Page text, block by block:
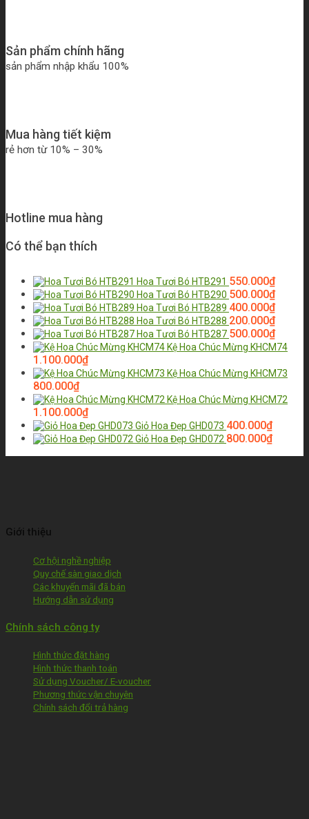
Sản phẩm chính hãng
sản phẩm nhập khẩu 100%
Mua hàng tiết kiệm
rẻ hơn từ 10% – 30%
Hotline mua hàng
Có thể bạn thích
Hoa Tươi Bó HTB291 550.000₫
Hoa Tươi Bó HTB290 500.000₫
Hoa Tươi Bó HTB289 400.000₫
Hoa Tươi Bó HTB288 200.000₫
Hoa Tươi Bó HTB287 500.000₫
Kệ Hoa Chúc Mừng KHCM74
1.100.000₫
Kệ Hoa Chúc Mừng KHCM73
800.000₫
Kệ Hoa Chúc Mừng KHCM72
1.100.000₫
Giỏ Hoa Đẹp GHD073 400.000₫
Giỏ Hoa Đẹp GHD072 800.000₫
Giới thiệu
Cơ hội nghề nghiệp
Quy chế sàn giao dịch
Các khuyến mãi đã bán
Hướng dẫn sử dụng
Chính sách công ty
Hình thức đặt hàng
Hình thức thanh toán
Sử dụng Voucher/ E-voucher
Phương thức vận chuyên
Chính sách đổi trả hàng